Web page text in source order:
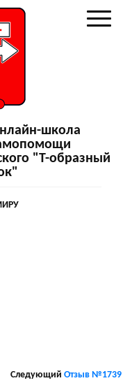
школа
"Т-образный
Следующий Отзыв №1739